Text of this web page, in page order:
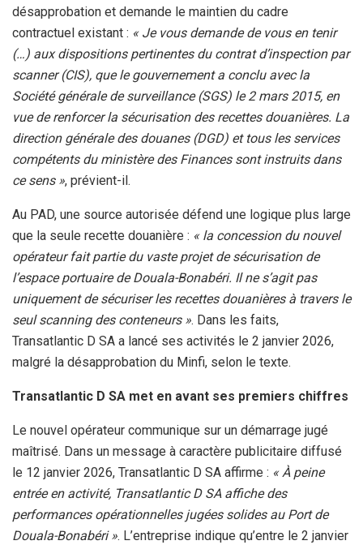
désapprobation et demande le maintien du cadre
contractuel existant : « Je vous demande de vous en tenir
(…) aux dispositions pertinentes du contrat d’inspection par
scanner (CIS), que le gouvernement a conclu avec la
Société générale de surveillance (SGS) le 2 mars 2015, en
vue de renforcer la sécurisation des recettes douanières. La
direction générale des douanes (DGD) et tous les services
compétents du ministère des Finances sont instruits dans
ce sens », prévient-il.
Au PAD, une source autorisée défend une logique plus large
que la seule recette douanière : « la concession du nouvel
opérateur fait partie du vaste projet de sécurisation de
l’espace portuaire de Douala-Bonabéri. Il ne s’agit pas
uniquement de sécuriser les recettes douanières à travers le
seul scanning des conteneurs ». Dans les faits,
Transatlantic D SA a lancé ses activités le 2 janvier 2026,
malgré la désapprobation du Minfi, selon le texte.
Transatlantic D SA met en avant ses premiers chiffres
Le nouvel opérateur communique sur un démarrage jugé
maîtrisé. Dans un message à caractère publicitaire diffusé
le 12 janvier 2026, Transatlantic D SA affirme : « À peine
entrée en activité, Transatlantic D SA affiche des
performances opérationnelles jugées solides au Port de
Douala-Bonabéri ». L’entreprise indique qu’entre le 2 janvier